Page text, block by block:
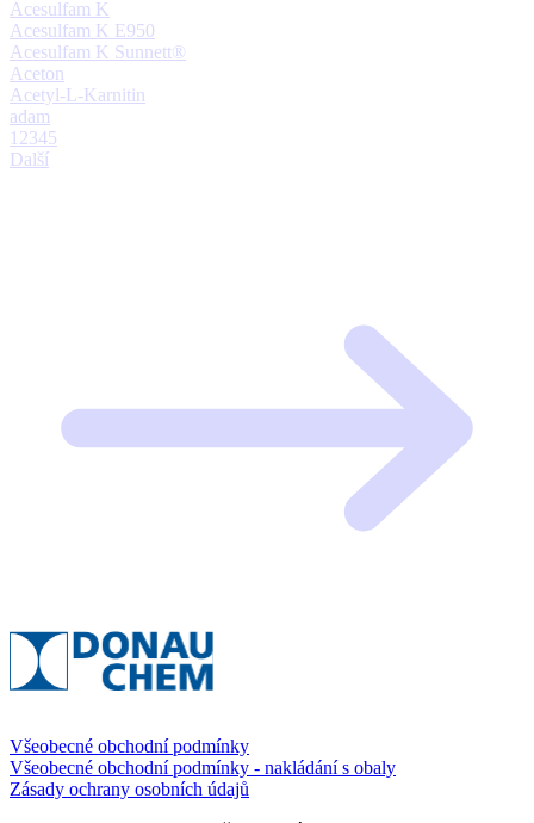
Acesulfam K
Acesulfam K E950
Acesulfam K Sunnett®
Aceton
Acetyl-L-Karnitin
adam
1 2345
Další
Všeobecné obchodní podmínky
Všeobecné obchodní podmínky - nakládání s obaly
Zásady ochrany osobních údajů